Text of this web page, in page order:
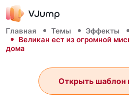
Главная Темы Эффекты
Великан ест из огромной
дома
Открыть шаблон